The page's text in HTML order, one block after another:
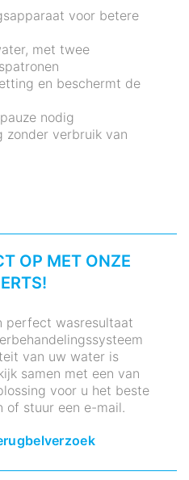
voor betere
met twee
en beschermt de
nodig
zonder verbruik van
OP MET ONZE
perfect wasresultaat
van uw water is
samen met een van
voor u het beste
of stuur een e-mail.